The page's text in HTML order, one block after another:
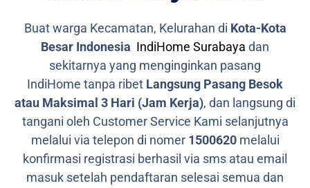
Buat warga Kecamatan, Kelurahan di Kota-Kota
Besar Indonesia IndiHome Surabaya dan
sekitarnya yang menginginkan pasang
IndiHome tanpa ribet Langsung Pasang Besok
atau Maksimal 3 Hari (Jam Kerja), dan langsung di
tangani oleh Customer Service Kami selanjutnya
melalui via telepon di nomer 1500620melalui
konfirmasi registrasi berhasil via sms atau email
masuk setelah pendaftaran selesai semua dan